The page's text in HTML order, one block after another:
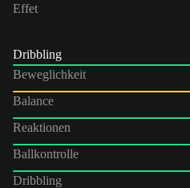
Effet
Dribbling
Beweglichkeit
Balance
Reaktionen
Ballkontrolle
Dribbling